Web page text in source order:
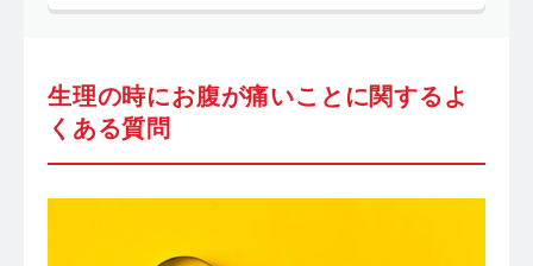
生理の時にお腹が痛いことに関するよ
くある質問